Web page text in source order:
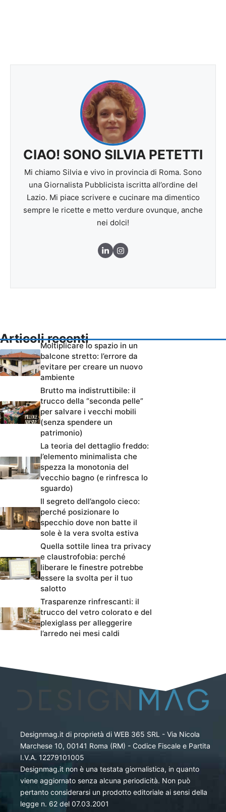
CIAO! SONO SILVIA PETETTI
Mi chiamo Silvia e vivo in provincia di Roma. Sono
una Giornalista Pubblicista iscritta all’ordine del
Lazio. Mi piace scrivere e cucinare ma dimentico
sempre le ricette e metto verdure ovunque, anche
nei dolci!
Articoli recenti
Moltiplicare lo spazio in un
balcone stretto: l’errore da
evitare per creare un nuovo
ambiente
Brutto ma indistruttibile: il
trucco della “seconda pelle”
per salvare i vecchi mobili
(senza spendere un
patrimonio)
La teoria del dettaglio freddo:
l’elemento minimalista che
spezza la monotonia del
vecchio bagno (e rinfresca lo
sguardo)
Il segreto dell’angolo cieco:
perché posizionare lo
specchio dove non batte il
sole è la vera svolta estiva
Quella sottile linea tra privacy
e claustrofobia: perché
liberare le finestre potrebbe
essere la svolta per il tuo
salotto
Trasparenze rinfrescanti: il
trucco del vetro colorato e del
plexiglass per alleggerire
l’arredo nei mesi caldi
Designmag.it di proprietà di WEB 365 SRL - Via Nicola
Marchese 10, 00141 Roma (RM) - Codice Fiscale e Partita
I.V.A. 12279101005
Designmag.it non è una testata giornalistica, in quanto
viene aggiornato senza alcuna periodicità. Non può
pertanto considerarsi un prodotto editoriale ai sensi della
legge n. 62 del 07.03.2001